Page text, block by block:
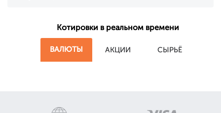
Котировки в реальном времени
ВАЛЮТЫ АКЦИИ СЫРЬЁ